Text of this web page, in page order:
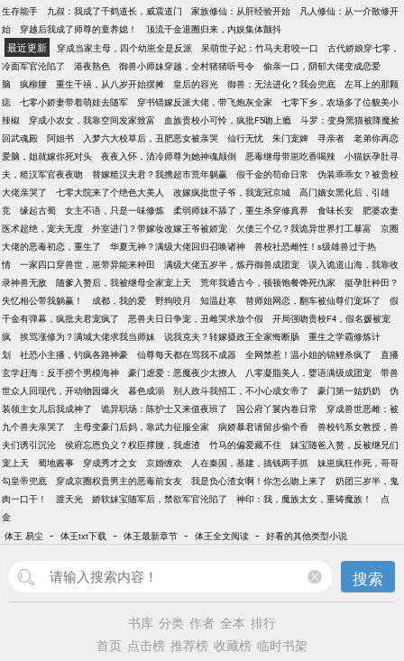
生存能手
九叔：我成了千鹤道长，威震道门 家族修仙：从肝经验开始
凡人修仙：从一介散修开
始
穿越后我成了师尊的童养媳！ 顶流千金退圈归来，内娱集体颤抖
最近更新 穿成当家主母，四个幼崽全是反派 呆萌世子妃：竹马夫君咬一口
古代娇娘穿七零，
冷面军官沦陷了
港夜熟色 御兽小师妹穿越，全村猪猪听号令
偷亲一口，阴郁大佬变成恋爱
脑
疯柳腰 重生千禧，从八岁开始摆摊 皇后的容光 御兽：无法进化？我会兜底
左耳上的那颗
痣
七零小娇妻带着萌娃去随军 穿书错嫁反派大佬，带飞炮灰全家
七零下乡，农场多了位貌美小
辣椒
穿成小农女，我靠空间发家致富 血族贵校小可怜，疯批F5吻上瘾
斗罗：变身黑猫被降魔捡
回武魂殿
阿姐书 入梦六大校草后，丑肥恶女被亲哭 仙行无忧 朱门宠婢 寻亲者
老弟你再恋
爱脑，姐就嫁你死对头
夜夜入怀，清冷师尊为她神魂颠倒 恶毒继母带崽吃香喝辣
小猫妖孕肚寻
夫，糙汉军官夜夜吻
替嫁糙汉夫君？我携超市荒年躺赢 假千金的苟命日常
伪装乖乖女？被贵校
大佬亲哭了
七零大院来了个绝色大美人 改嫁疯批世子爷，我宠冠京城
高门嫡女黑化后，引雄
竞
缘起古蜀 女主不语，只是一味修炼 柔弱师妹不舔了，重生杀穿修真界 食味长安
肥婆农妻
医术超绝，宠夫无度
外室进门？带嫁妆改嫁王爷被娇宠 欠债三个亿？我诡异世界打工暴富
京圈
大佬的恶毒初恋，重生了
华夏无神？满级大佬回归召唤诸神
兽校社恐雌性！s级雄兽过于热
情
一家四口穿兽世，崽带异能来种田 满级大佬五岁半，炼丹御兽成团宠
误入诡道山海，我靠收
录神兽无敌
随爹入赘后，我被继母全家宠上天 荒年我通古今，顿顿饱餐馋死仇家
挺孕肚种田？
失忆相公带我躺赢！
成都，我的爱 野狗咬月 知温赴寒 替师姐网恋，翻车被仙尊们宠坏了
假
千金有弹幕，疯批夫君宠疯了
恶兽夫日日争宠，丑雌哭求放个假
开局强吻贵校F4，假名媛被宠
疯
挨骂涨修为？满城大佬求我当师妹 说我克夫？转嫁摄政王全家悔断肠
重生之学霸修炼计
划
社恐小主播，钓疯各路神豪 仙尊每天都在骂我不成器 全网禁惹！温小姐的锦鲤杀疯了
直播
玄学赶海：反手捞个男模海神
豪门虐爱：恶魔夜少太撩人 八零凝脂美人，婴语满级成团宠
带兽
世众人回现代，开动物园爆火
暮色成溺 别人政斗我招工，不小心成女帝了 豪门第一姑奶奶
伪
装领主女儿后我成神了
诡异职场：陈护士又来值夜班了 国公府丫鬟内卷日常
穿成兽世恶雌：被
九个兽夫亲哭了
主母变豪门后妈，靠武力征服全家 病娇暴君请留步偷个香
兽校钓系女教授，兽
夫们诱引沉沦
侯府忘恩负义？权臣撑腰，我虐渣 竹马的偏爱藏不住
妹宝随爸入赘，反被继兄们
宠上天
蜀地酱事 穿成秀才之女 京婚缠欢 人在秦国，基建，搞钱两手抓
妹崽疯狂作死，哥哥
勾皇帝兜底
穿成京圈权贵男主的恶毒前女友 我是负心渣女啊！你怎么吻上来了
奶团三岁半，鬼
肉一口干！
渡天光 娇软妹宝随军后，禁欲军官沦陷了 神印：我，魔族太女，重铸魔族！
点
金
体王 易尘 - 体王txt下载 - 体王最新章节 - 体王全文阅读 - 好看的其他类型小说
搜索
书库 分类 作者 全本 排行
首页 点击榜 推荐榜 收藏榜 临时书架